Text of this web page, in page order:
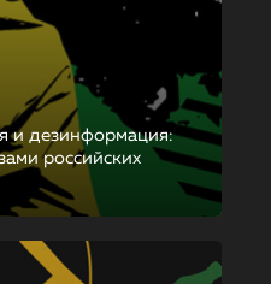
и дезинформация:
российских